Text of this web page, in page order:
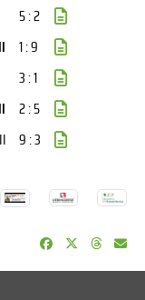
5 : 2
1 : 9
3 : 1
2 : 5
9 : 3